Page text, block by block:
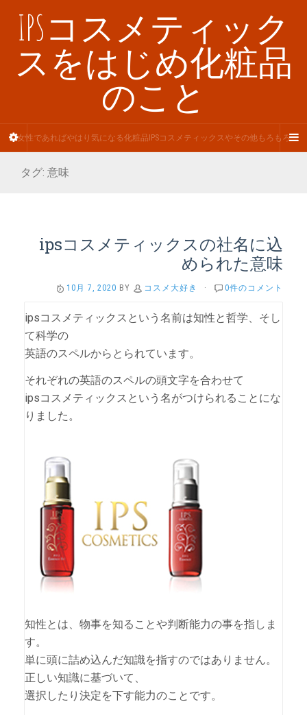
IPSコスメティック
スをはじめ化粧品
のこと
女性であればやはり気になる化粧品IPSコスメティックスやその他もろもろ
タグ: 意味
ipsコスメティックスの社名に込
められた意味
10月 7, 2020 BY コスメ大好き · 0件のコメント
ipsコスメティックスという名前は知性と哲学、そし
て科学の
英語のスペルからとられています。
それぞれの英語のスペルの頭文字を合わせて
ipsコスメティックスという名がつけられることにな
りました。
知性とは、物事を知ることや判断能力の事を指しま
す。
単に頭に詰め込んだ知識を指すのではありません。
正しい知識に基づいて、
選択したり決定を下す能力のことです。